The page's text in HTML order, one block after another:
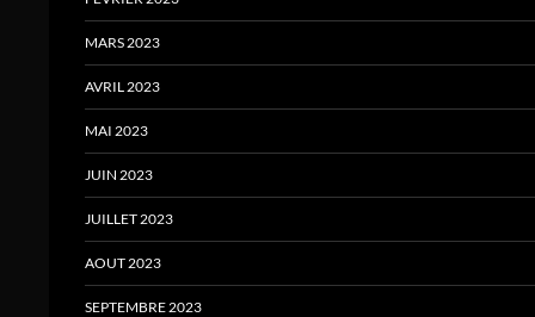
MARS 2023
AVRIL 2023
MAI 2023
JUIN 2023
JUILLET 2023
AOUT 2023
SEPTEMBRE 2023